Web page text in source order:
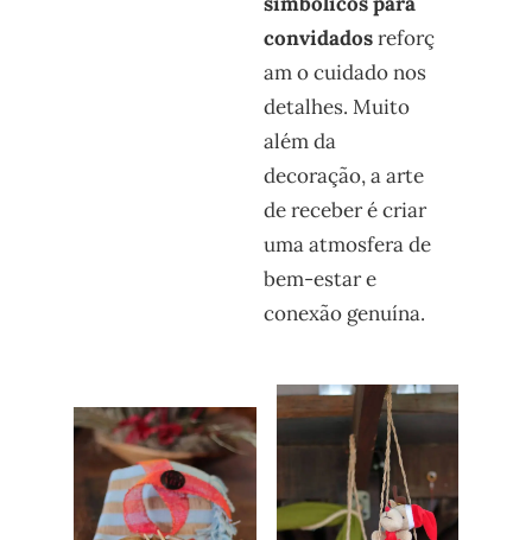
convidadosreforç
am o cuidado nos
detalhes. Muito
além da
decoração, a arte
de receber é criar
uma atmosfera de
bem-estar e
conexão genuína.